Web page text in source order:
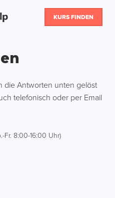
KURS FINDEN
die Antworten unten gelöst
telefonisch oder per Email
Fr. 8:00-16:00 Uhr)